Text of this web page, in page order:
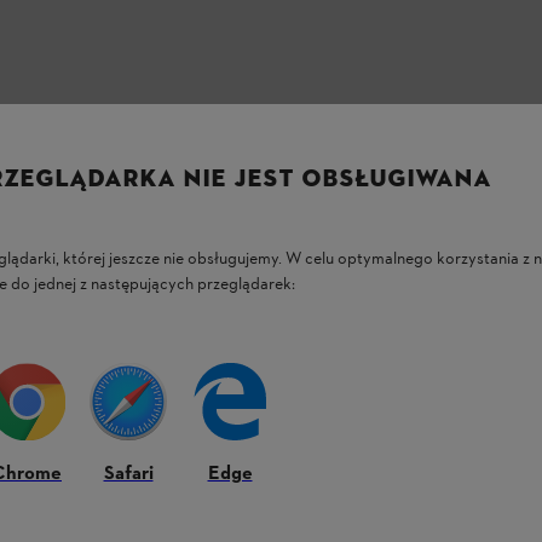
NIE JEST OBSŁUGIWANA
której jeszcze nie obsługujemy. W celu optymalnego korzystania z
do jednej z następujących przeglądarek:
Safari Edge